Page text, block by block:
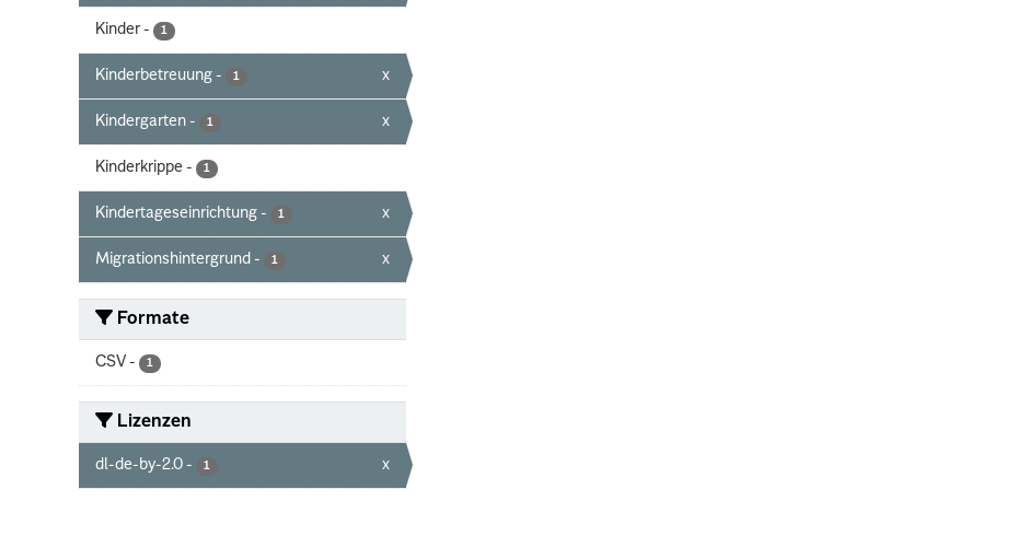
Kinder - 1
Kinderbetreuung - 1 x
Kindergarten - 1 x
Kinderkrippe - 1
Kindertageseinrichtung - 1 x
Migrationshintergrund - 1 x
Formate
CSV - 1
Lizenzen
dl-de-by-2.0 - 1 x